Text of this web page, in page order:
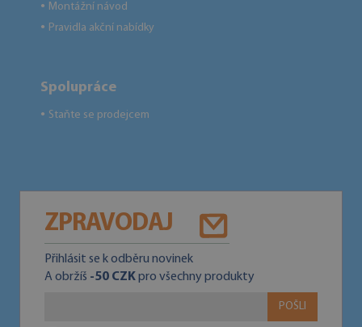
● Montážní návod
● Pravidla akční nabídky
Spolupráce
● Staňte se prodejcem
ZPRAVODAJ
Přihlásit se k odběru novinek
A obržíš -50 CZKpro všechny produkty
POŠLI